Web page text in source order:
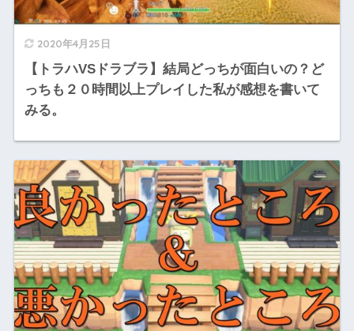
2020年4月25日
【トラハVSドラブラ】結局どっちが面白いの？ど
っちも２０時間以上プレイした私が感想を書いて
みる。